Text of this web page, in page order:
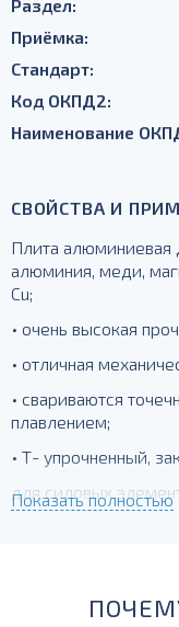
Раздел:
Приёмка:
Стандарт:
Код ОКПД2:
Наименование
СВОЙСТВА И
Плита алюминиевая
алюминия, меди,
Cu;
• очень высокая
• отличная
• свариваются
плавлением;
• Т- упрочненный,
для силовых
температурах до -
Показать полностью